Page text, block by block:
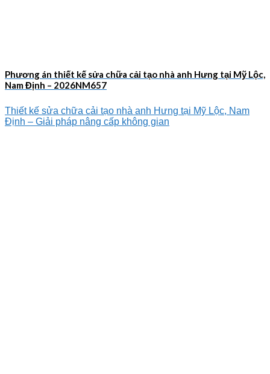
Phương án thiết kế sửa chữa cải tạo nhà anh Hưng tại Mỹ Lộc,
Nam Định – 2026NM657
Thiết kế sửa chữa cải tạo nhà anh Hưng tại Mỹ Lộc, Nam
Định – Giải pháp nâng cấp không gian